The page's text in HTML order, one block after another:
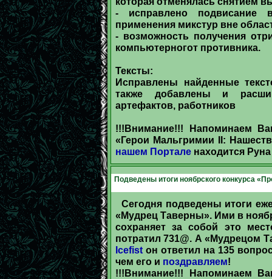
- исправлено подвисание
применения микстур вне
- возможность получения
компьютерногот противника.
Тексты:
Исправлены найденные
также добавлены и
артефактов, работников
!!!Внимание!!! Напоминаем
«Герои Мальгримии II:
нашем Портале находится
Подведены итоги ноябрского конкурса
Сегодня подведены итоги
«Мудрец Таверны». Ими в
сохраняет за собой это
потратил 731@. А «Мудрецом
Icefist он ответил на 135
чем его и поздравляем!
!!!Внимание!!! Напоминаем